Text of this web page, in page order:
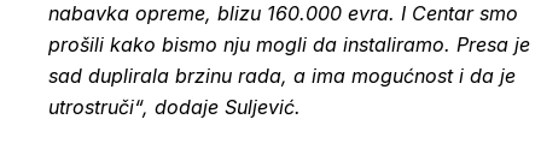
nabavka opreme, blizu 160.000 evra. I Centar smo
prošili kako bismo nju mogli da instaliramo. Presa je
sad duplirala brzinu rada, a ima mogućnost i da je
utrostruči“, dodaje Suljević.